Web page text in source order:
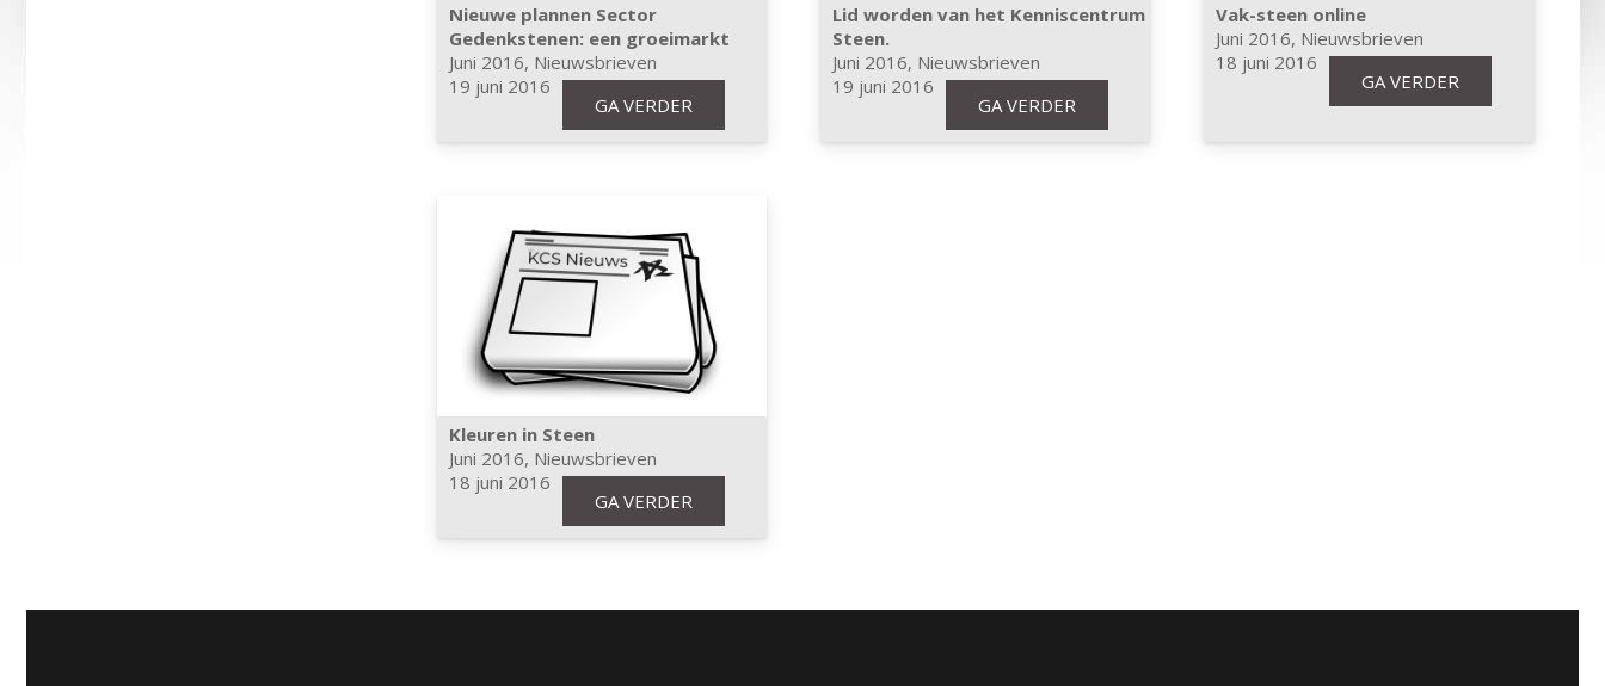
Nieuwe plannen Sector
Gedenkstenen: een groeimarkt
Juni 2016, Nieuwsbrieven
19 juni 2016
GA VERDER
Lid worden van het Kenniscentrum
Steen.
Juni 2016, Nieuwsbrieven
19 juni 2016
GA VERDER
Vak-steen online
Juni 2016, Nieuwsbrieven
18 juni 2016
GA VERDER
Kleuren in Steen
Juni 2016, Nieuwsbrieven
18 juni 2016
GA VERDER